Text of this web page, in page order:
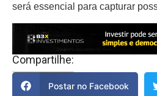
será essencial para capturar
Compartilhe:
Postar no Facebook